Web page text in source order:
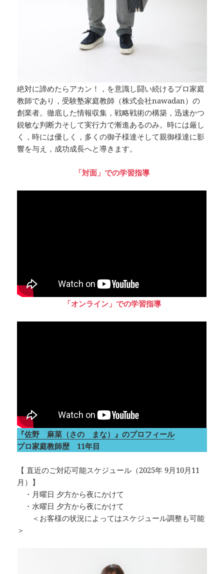
絶対に諦めたらアカン！，を意識し闘い続けるプロ家庭
教師であり，受験塾家庭教師（株式会社nawadan）の
創業者。徹底した情報収集，戦略戦術の構築，迅速かつ
鋭敏な判断力そして実行力で漸進あるのみ。時には厳し
く，時には優しく，多くの御子様達そして親御様達に影
響を与え，成功成長へと導きます。
「対面」での学習指導
「オンライン」での学習指導
『佐野 麻菜（さの まな）』のプロフィール
プロ家庭教師歴 11年目
【 直近のご対応可能スケジュール（2025年 9月10月11
月）】
・月曜日 夕方から夜にかけて
・水曜日 夕方から夜にかけて
＜お客様の状況によってはスケジュール調整も可能
＞